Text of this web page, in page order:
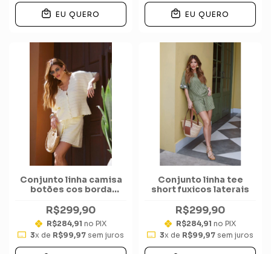
EU QUERO EU QUERO
Conjunto linha camisa
botões cos borda
R$299,90
R$284,91 no PIX
3x de R$99,97sem juros
Conjunto linha tee
short fuxicos laterais
R$299,90
R$284,91 no PIX
3x de R$99,97sem juros